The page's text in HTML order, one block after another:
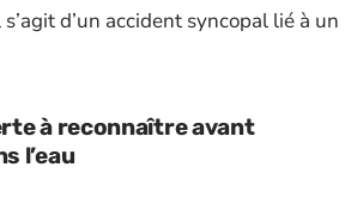
d’un accident syncopal lié à un
à reconnaître avant
l’eau